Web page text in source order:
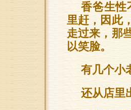
香爸生性
里赶，因此
走过来，那
以笑脸。
有几个小
还从店里